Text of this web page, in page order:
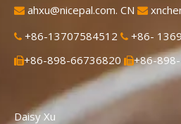
 ahxu@nicepal.com. CN 
 +86-13707584512  +86-
+86-898-66736820 +86-
Daisy Xu